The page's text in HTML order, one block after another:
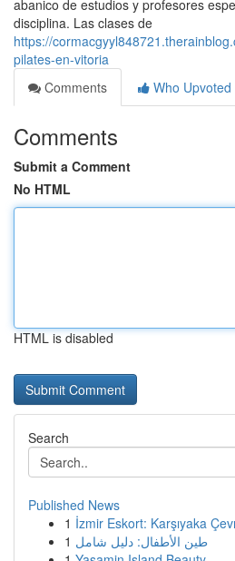
abanico de estudios y profesores
disciplina. Las clases de
https://
pilates-en-vitoria
Comments
Who Upvoted
Comments
Submit a Comment
No HTML
HTML is disabled
Search
Published News
1 İzmir Eskort: Karşıyaka
1 طين الأطفال: دليل شامل